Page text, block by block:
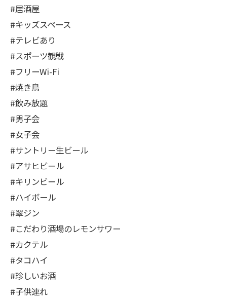
#居酒屋
#キッズスペース
#テレビあり
#スポーツ観戦
#フリーWi-Fi
#焼き鳥
#飲み放題
#男子会
#女子会
#サントリー生ビール
#アサヒビール
#キリンビール
#ハイボール
#翠ジン
#こだわり酒場のレモンサワー
#カクテル
#タコハイ
#珍しいお酒
#子供連れ